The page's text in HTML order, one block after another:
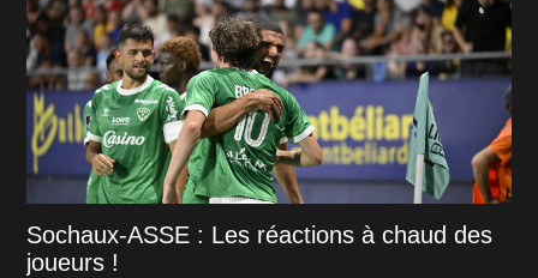
Sochaux-ASSE : Les réactions à chaud des
joueurs !